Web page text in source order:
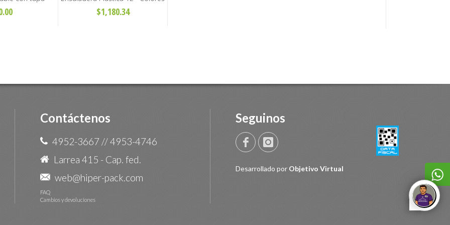
Ø88 y Ø118
Surtidos
$1,180.34
Contáctenos
4952-3667 //4953-4746
Larrea 415 - Cap. fed.
web@hiper-pack.com
FAQ
Cambios y devoluciones
Seguinos
Desarrollado por Objetivo Virtual